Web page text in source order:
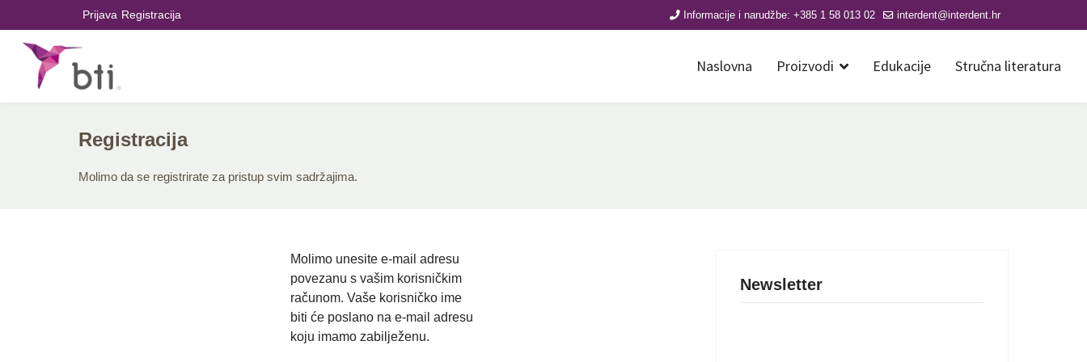
Prijava Registracija Informacije i narudžbe: +385 1 58 013 02 interdent@interdent.hr
Naslovna Proizvodi Edukacije Stručna literatura
Registracija
Molimo da se registrirate za pristup svim sadržajima.
Molimo unesite e-mail adresu
povezanu s vašim korisničkim
računom. Vaše korisničko ime
biti će poslano na e-mail adresu
koju imamo zabilježenu.
Newsletter